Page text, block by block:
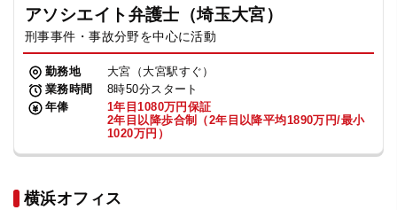
アソシエイト弁護士（埼玉大宮）
刑事事件・事故分野を中心に活動
勤務地
大宮（大宮駅すぐ）
業務時間
8時50分スタート
年俸
1年目1080万円保証
2年目以降歩合制（2年目以降平均1890万円/最小
1020万円）
横浜オフィス